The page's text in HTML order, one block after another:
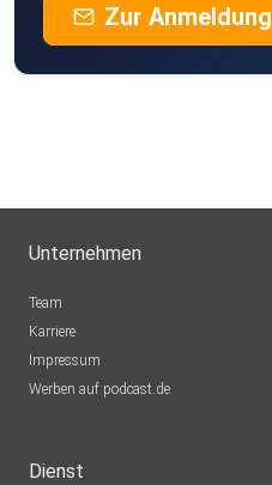
Zur Anmeldung
Unternehmen
Team
Karriere
Impressum
Werben auf podcast.de
Dienst